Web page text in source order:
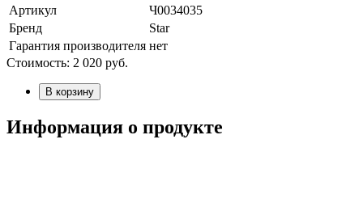
Артикул
Ч0034035
Бренд
Star
Гарантия производителя нет
Стоимость: 2 020 руб.
В корзину
Информация о продукте